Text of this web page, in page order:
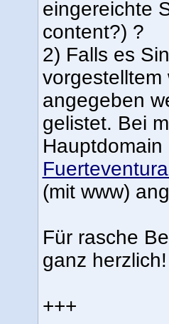
eingereichte
content?) ?
2) Falls es
vorgestelltem
angegeben
gelistet. Bei
(mit www)
Für rasche
ganz herzlich!
+++